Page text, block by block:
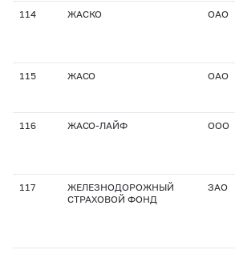
114 ЖАСКО ОАО
115 ЖАСО ОАО
116 ЖАСО-ЛАЙФ ООО
117
ЖЕЛЕЗНОДОРОЖНЫЙ
СТРАХОВОЙ ФОНД
ЗАО